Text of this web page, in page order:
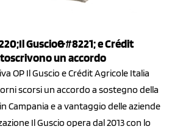
Guscio&#8221; e Crédit
un accordo
OP Il Guscio e Crédit Agricole Italia
scorsi un accordo a sostegno della
Campania e a vantaggio delle aziende
Il Guscio opera dal 2013 con lo